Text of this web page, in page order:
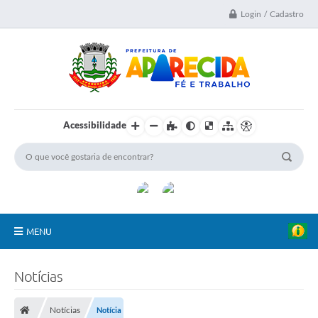
Login / Cadastro
Acessibilidade
MENU
Notícias
Notícias Notícia